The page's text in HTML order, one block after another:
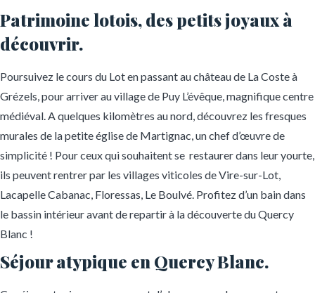
Patrimoine lotois, des petits joyaux à
découvrir.
Poursuivez le cours du Lot en passant au château de La Coste à
Grézels, pour arriver au village de Puy L’évêque, magnifique centre
médiéval. A quelques kilomètres au nord, découvrez les fresques
murales de la petite église de Martignac, un chef d’œuvre de
simplicité ! Pour ceux qui souhaitent se restaurer dans leur yourte,
ils peuvent rentrer par les villages viticoles de Vire-sur-Lot,
Lacapelle Cabanac, Floressas, Le Boulvé. Profitez d’un bain dans
le bassin intérieur avant de repartir à la découverte du Quercy
Blanc !
Séjour atypique en Quercy Blanc.